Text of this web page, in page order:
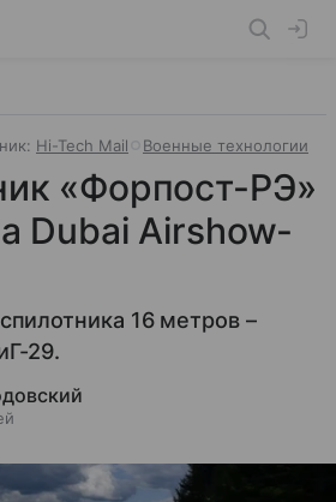
Hi-Tech Mail Военные технологии
«Форпост-РЭ»
Dubai Airshow-
16 метров –
29.